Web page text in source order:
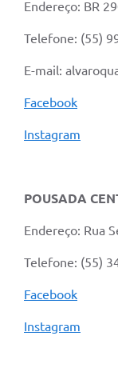
Endereço: BR
Telefone: (55)
E-mail:
Facebook
Instagram
POUSADA
Endereço: Rua
Telefone: (55)
Facebook
Instagram